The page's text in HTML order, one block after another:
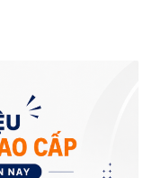
làm việc khác nhau.